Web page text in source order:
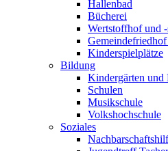
Hallenbad
Bücherei
Wertstoffhof und
Kinderspielplätze
Bildung
Kindergärten und
Schulen
Musikschule
Volkshochschule
Soziales